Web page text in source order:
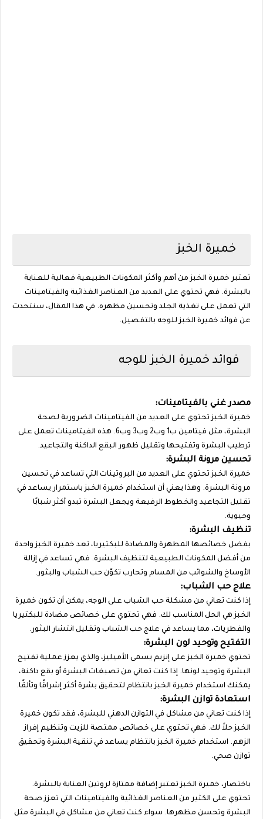
خميرة الخبز
تعتبر خميرة الخبز من أهم وأكثر المكونات الطبيعية فعالية للعناية
بالبشرة. فهي تحتوي على العديد من العناصر الغذائية والفيتامينات
التي تعمل على تغذية الجلد وتحسين مظهره. في هذا المقال، سنتحدث
عن فوائد خميرة الخبز للوجه بالتفصيل.
فوائد خميرة الخبز للوجه
مصدر غني بالفيتامينات:
خميرة الخبز تحتوي على العديد من الفيتامينات الضرورية لصحة
البشرة، مثل فيتامين ب1 وب2 وب3 وب6. هذه الفيتامينات تعمل على
ترطيب البشرة وتفتيحها وتقليل ظهور البقع الداكنة والتجاعيد.
تحسين مرونة البشرة:
خميرة الخبز تحتوي على العديد من البروتينات التي تساعد في تحسين
مرونة البشرة. وهذا يعني أن استخدام خميرة الخبز باستمرار يساعد في
تقليل التجاعيد والخطوط الرفيعة ويجعل البشرة تبدو أكثر شبابًا
وحيوية.
تنظيف البشرة:
بفضل خصائصها المطهرة والمضادة للبكتيريا، تعد خميرة الخبز واحدة
من أفضل المكونات الطبيعية لتنظيف البشرة. فهي تساعد في إزالة
الأوساخ والشوائب من المسام وتحارب تكوّن حب الشباب والبثور.
علاج حب الشباب:
إذا كنت تعاني من مشكلة حب الشباب على الوجه، يمكن أن تكون خميرة
الخبز هي الحل المناسب لك. فهي تحتوي على خصائص مضادة للبكتيريا
والفطريات، مما يساعد في علاج حب الشباب وتقليل انتشار البثور.
التفتيح وتوحيد لون البشرة:
تحتوي خميرة الخبز على إنزيم يسمى الأميليز، والذي يعزز عملية تفتيح
البشرة وتوحيد لونها. إذا كنت تعاني من تصبغات البشرة أو بقع داكنة،
يمكنك استخدام خميرة الخبز بانتظام لتحقيق بشرة أكثر إشراقًا وتألقًا.
استعادة توازن البشرة:
إذا كنت تعاني من مشاكل في التوازن الدهني للبشرة، فقد تكون خميرة
الخبز حلاً لك. فهي تحتوي على خصائص ممتصة للزيت وتنظيم إفراز
الزهم. استخدام خميرة الخبز بانتظام يساعد في تنقية البشرة وتحقيق
توازن صحي.
باختصار، خميرة الخبز تعتبر إضافة ممتازة لروتين العناية بالبشرة.
تحتوي على الكثير من العناصر الغذائية والفيتامينات التي تعزز صحة
البشرة وتحسن مظهرها. سواء كنت تعاني من مشاكل في البشرة مثل